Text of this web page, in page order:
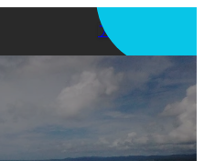
アプリを使う